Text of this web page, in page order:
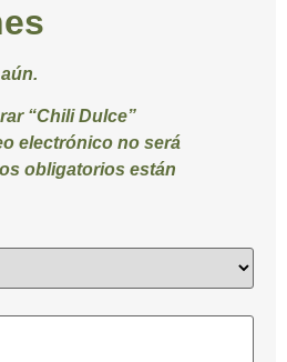
“Chili Dulce”
electrónico no será
obligatorios están